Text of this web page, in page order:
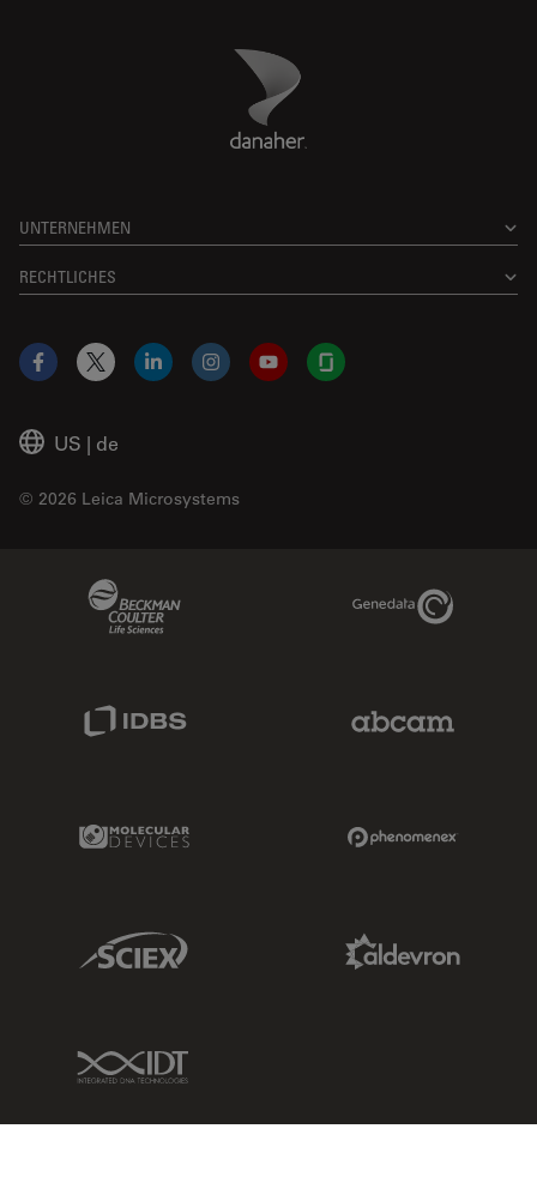
Danaher Logo
UNTERNEHMEN
RECHTLICHES
US | de
© 2026 Leica Microsystems
Facebook
X LinkedInInstagramYouTubeGlassdoor
Genedata Link
Molecular Devices Link
Sciex Link
IDT Link